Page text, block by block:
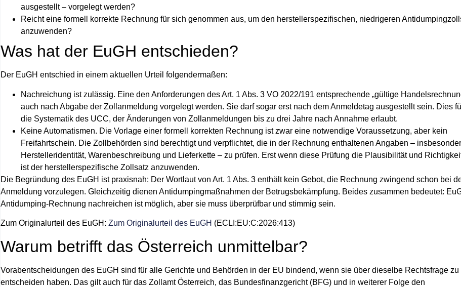
ausgestellt – vorgelegt werden?
Reicht eine formell korrekte Rechnung für sich genommen aus, um den herstellerspezifischen, niedrigeren
anzuwenden?
Was hat der EuGH entschieden?
Der EuGH entschied in einem aktuellen Urteil folgendermaßen:
Nachreichung ist zulässig. Eine den Anforderungen des Art. 1 Abs. 3 VO 2022/191 entsprechende „gültige
auch nach Abgabe der Zollanmeldung vorgelegt werden. Sie darf sogar erst nach dem Anmeldetag ausgestellt sein. Dies
die Systematik des UCC, der Änderungen von Zollanmeldungen bis zu drei Jahre nach Annahme erlaubt.
Keine Automatismen. Die Vorlage einer formell korrekten Rechnung ist zwar eine notwendige Voraussetzung, aber kein
Freifahrtschein. Die Zollbehörden sind berechtigt und verpflichtet, die in der Rechnung enthaltenen Angaben –
Herstelleridentität, Warenbeschreibung und Lieferkette – zu prüfen. Erst wenn diese Prüfung die Plausibilität und
ist der herstellerspezifische Zollsatz anzuwenden.
Die Begründung des EuGH ist praxisnah: Der Wortlaut von Art. 1 Abs. 3 enthält kein Gebot, die Rechnung zwingend schon bei
Anmeldung vorzulegen. Gleichzeitig dienen Antidumpingmaßnahmen der Betrugsbekämpfung. Beides zusammen bedeutet:
Antidumping-Rechnung nachreichen ist möglich, aber sie muss überprüfbar und stimmig sein.
Zum Originalurteil des EuGH: Zum Originalurteil des EuGH (ECLI:EU:C:2026:413)
Warum betrifft das Österreich unmittelbar?
Vorabentscheidungen des EuGH sind für alle Gerichte und Behörden in der EU bindend, wenn sie über dieselbe Rechtsfrage zu
entscheiden haben. Das gilt auch für das Zollamt Österreich, das Bundesfinanzgericht (BFG) und in weiterer Folge den